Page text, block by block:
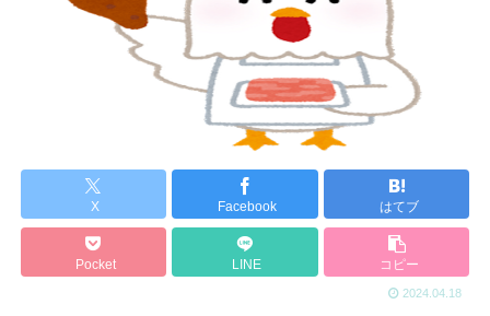
X Facebook はてブ
Pocket LINE コピー
2024.04.18